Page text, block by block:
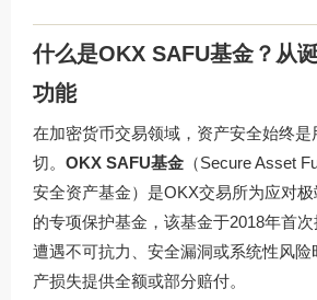
什么是OKX SAFU基金？从
功能
在加密货币交易领域，资产安全始终是
切。 OKX SAFU基金 （Secure Asset
安全资产基金）是OKX交易所为应对
的专项保护基金，该基金于2018年首
遭遇不可抗力、安全漏洞或系统性风险
产损失提供全额或部分赔付。